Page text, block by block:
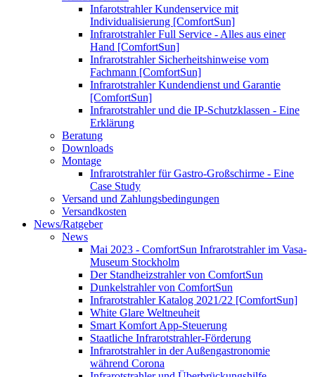
Infarotstrahler Kundenservice mit
Individualisierung [ComfortSun]
Infrarotstrahler Full Service - Alles aus einer
Hand [ComfortSun]
Infrarotstrahler Sicherheitshinweise vom
Fachmann [ComfortSun]
Infrarotstrahler Kundendienst und Garantie
[ComfortSun]
Infrarotstrahler und die IP-Schutzklassen - Eine
Erklärung
Beratung
Downloads
Montage
Infrarotstrahler für Gastro-Großschirme - Eine
Case Study
Versand und Zahlungsbedingungen
Versandkosten
News/Ratgeber
News
Mai 2023 - ComfortSun Infrarotstrahler im Vasa-
Museum Stockholm
Der Standheizstrahler von ComfortSun
Dunkelstrahler von ComfortSun
Infrarotstrahler Katalog 2021/22 [ComfortSun]
White Glare Weltneuheit
Smart Komfort App-Steuerung
Staatliche Infrarotstrahler-Förderung
Infrarotstrahler in der Außengastronomie
während Corona